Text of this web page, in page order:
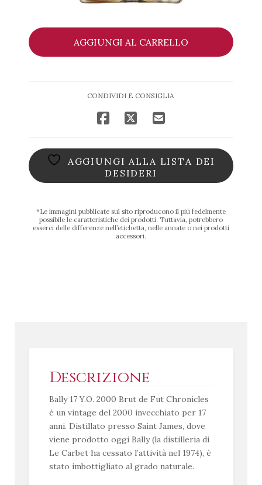
Bally
17
Y.O.
quantità
AGGIUNGI AL CARRELLO
CONDIVIDI E CONSIGLIA
AGGIUNGI ALLA LISTA DEI
DESIDERI
*Le immagini pubblicate sul sito riproducono il più fedelmente
possibile le caratteristiche dei prodotti. Tuttavia, potrebbero
esserci delle differenze nell’etichetta, nelle annate o nei prodotti
accessori.
Descrizione
Bally 17 Y.O. 2000 Brut de Fut Chronicles
è un vintage del 2000 invecchiato per 17
anni. Distillato presso Saint James, dove
viene prodotto oggi Bally (la distilleria di
Le Carbet ha cessato l’attività nel 1974), è
stato imbottigliato al grado naturale.